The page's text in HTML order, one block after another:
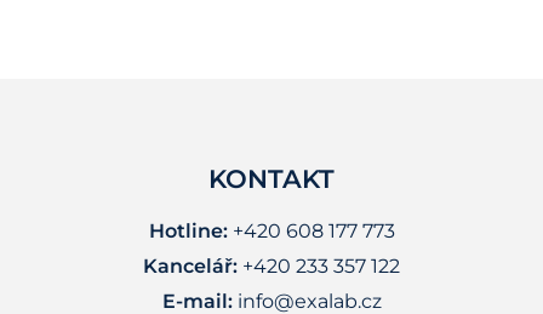
KONTAKT
Hotline:+420 608 177 773
Kancelář: +420 233 357 122
E-mail: info@exalab.cz